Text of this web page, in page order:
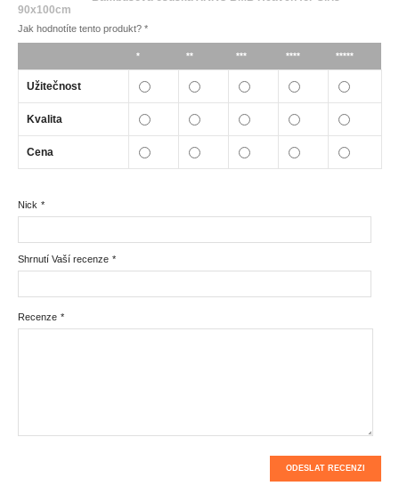
90x100cm
Jak hodnotíte tento produkt? *
* ** *** **** *****
Užitečnost
Kvalita
Cena
*
Nick
*
Shrnutí Vaší recenze
*
Recenze
ODESLAT RECENZI